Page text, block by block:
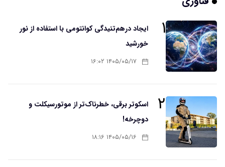
۱
ایجاد درهم‌تنیدگی کوانتومی با استفاده از نور
خورشید
۱۴۰۵/۰۵/۱۷ ۱۶:۰۲
۲
اسکوتر برقی، خطرناک‌تر از موتورسیکلت و
دوچرخه!
۱۴۰۵/۰۵/۱۶ ۱۸:۱۶